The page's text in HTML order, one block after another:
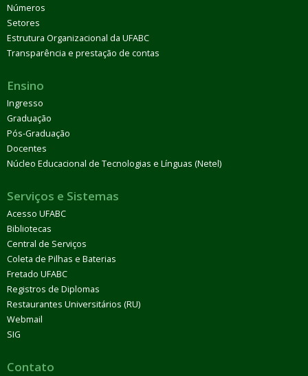
Números
Setores
Estrutura Organizacional da UFABC
Transparência e prestação de contas
Ensino
Ingresso
Graduação
Pós-Graduação
Docentes
Núcleo Educacional de Tecnologias e Línguas (Netel)
Serviços e Sistemas
Acesso UFABC
Bibliotecas
Central de Serviços
Coleta de Pilhas e Baterias
Fretado UFABC
Registros de Diplomas
Restaurantes Universitários (RU)
Webmail
SIG
Contato